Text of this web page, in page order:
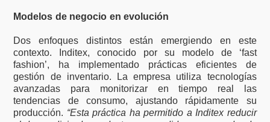
Modelos de negocio en evolución
Dos enfoques distintos están emergiendo en este
contexto. Inditex, conocido por su modelo de ‘fast
fashion’, ha implementado prácticas eficientes de
gestión de inventario. La empresa utiliza tecnologías
avanzadas para monitorizar en tiempo real las
tendencias de consumo, ajustando rápidamente su
producción. “Esta práctica ha permitido a Inditex reducir